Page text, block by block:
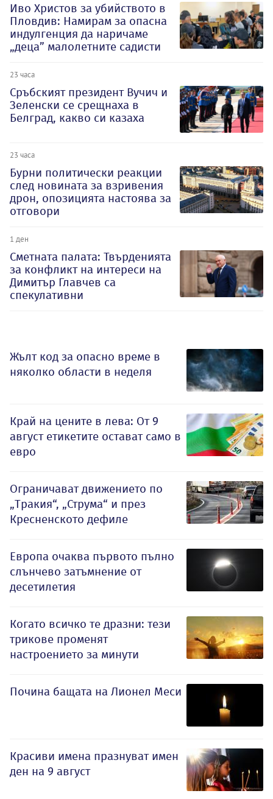
Иво Христов за убийството в
Пловдив: Намирам за опасна
индулгенция да наричаме
„деца” малолетните садисти
23 часа
Сръбският президент Вучич и
Зеленски се срещнаха в
Белград, какво си казаха
23 часа
Бурни политически реакции
след новината за взривения
дрон, опозицията настоява за
отговори
1 ден
Сметната палата: Твърденията
за конфликт на интереси на
Димитър Главчев са
спекулативни
Жълт код за опасно време в
няколко области в неделя
Край на цените в лева: От 9
август етикетите остават само в
евро
Ограничават движението по
„Тракия“, „Струма“ и през
Кресненското дефиле
Европа очаква първото пълно
слънчево затъмнение от
десетилетия
Когато всичко те дразни: тези
трикове променят
настроението за минути
Почина бащата на Лионел Меси
Красиви имена празнуват имен
ден на 9 август